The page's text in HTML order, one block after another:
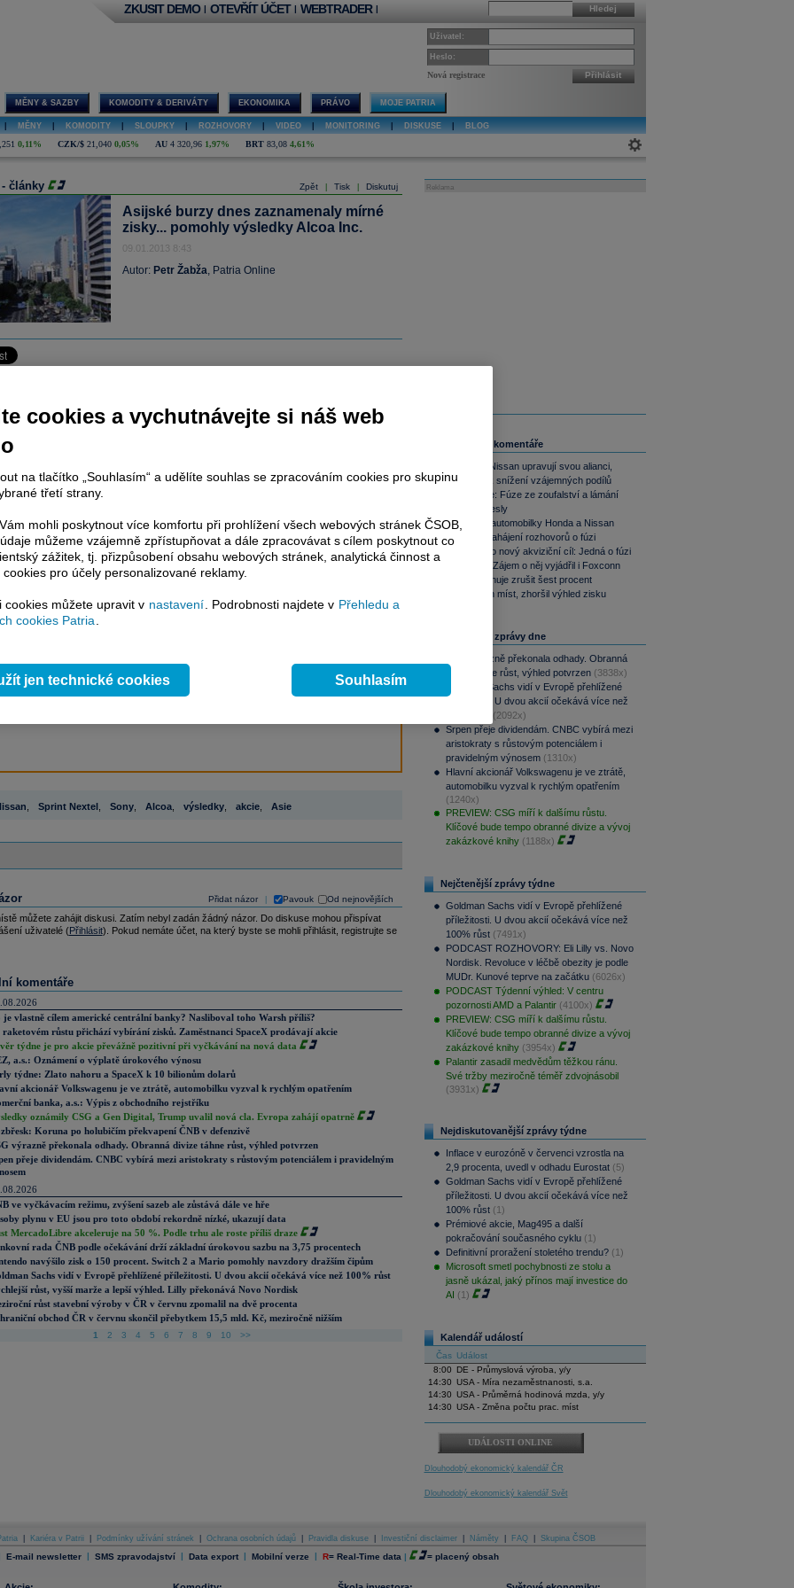
Hledej
ZKUSIT DEMO | OTEVŘÍT ÚČET | WEBTRADER |
Uživatel:
Heslo:
Nová registrace Přihlásit
MĚNY & SAZBY KOMODITY & DERIVÁTY EKONOMIKA PRÁVO MOJE PATRIA
MĚNY KOMODITY SLOUPKY ROZHOVORY VIDEO MONITORING DISKUSE BLOG
0,11% CZK/$ 21,040 0,05% AU 4 320,96 1,97% BRT 83,08 4,61%
Zpět Tisk Diskutuj
- články
Asijské burzy dnes zaznamenaly mírné
zisky... pomohly výsledky Alcoa Inc.
09.01.2013 8:43
Autor: Petr Žabža, Patria Online
%, Hang Seng je o 0,25 % výše a australský ASX 200 je o 0,38 % silnější.
článku je dostupné jen klientům placených služebPatria Plus/
Pluspřípadně uživatelům platformy
placeného informačního servisu získáte
kekompletnímu zpravodajství
bez jakýchkoliv omezení. Veškeré
komentáře a horké zprávy jsou
terminálovou metodou (bez nutnosti obnovovat stránku) bez
zpravodajství, ale i další služby získáte v Patria Plus / Investor Plus -sms
mailové zpravodajství,data z finančních trhů v reálném čase, kompletní
servis, rozsáhlédatabázečasových řad ke stažení,prognózy
Sprint Nextel, Sony, Alcoa, výsledky, akcie, Asie
Přidat názor Pavouk Od nejnovějších
můžete zahájit diskusi. Zatím nebyl zadán žádný názor. Do diskuse mohou přispívat
uživatelé (Přihlásit). Pokud nemáte účet, na který byste se mohli přihlásit, registrujte se
komentáře
je vlastně cílem americké centrální banky? Nasliboval toho Warsh příliš?
raketovém růstu přichází vybírání zisků. Zaměstnanci SpaceX prodávají akcie
týdne je pro akcie převážně pozitivní při vyčkávání na nová data
a.s.: Oznámení o výplatě úrokového výnosu
týdne: Zlato nahoru a SpaceX k 10 bilionům dolarů
akcionář Volkswagenu je ve ztrátě, automobilku vyzval k rychlým opatřením
banka, a.s.: Výpis z obchodního rejstříku
oznámily CSG a Gen Digital, Trump uvalil nová cla. Evropa zahájí opatrně
Koruna po holubičím překvapení ČNB v defenzivě
výrazně překonala odhady. Obranná divize táhne růst, výhled potvrzen
přeje dividendám. CNBC vybírá mezi aristokraty s růstovým potenciálem i pravidelným
ve vyčkávacím režimu, zvýšení sazeb ale zůstává dále ve hře
plynu v EU jsou pro toto období rekordně nízké, ukazují data
MercadoLibre akceleruje na 50 %. Podle trhu ale roste příliš draze
rada ČNB podle očekávání drží základní úrokovou sazbu na 3,75 procentech
navýšilo zisk o 150 procent. Switch 2 a Mario pomohly navzdory dražším čipům
Sachs vidí v Evropě přehlížené příležitosti. U dvou akcií očekává více než 100% růst
růst, vyšší marže a lepší výhled. Lilly překonává Novo Nordisk
růst stavební výroby v ČR v červnu zpomalil na dvě procenta
obchod ČR v červnu skončil přebytkem 15,5 mld. Kč, meziročně nižším
1 2 3 4 5 6 7 8 9 10 >>
Reklama
Související komentáře
Renault a Nissan upravují svou alianci,
umožní tak snížení vzájemných podílů
Perly týdne: Fúze ze zoufalství a lámání
chleba u Tesly
Japonské automobilky Honda a Nissan
oznámily zahájení rozhovorů o fúzi
Nissan jako nový akviziční cíl: Jedná o fúzi
s Hondou. Zájem o něj vyjádřil i Foxconn
Nissan plánuje zrušit šest procent
pracovních míst, zhoršil výhled zisku
Nejčtenější zprávy dne
CSG výrazně překonala odhady. Obranná
divize táhne růst, výhled potvrzen (3838x)
Goldman Sachs vidí v Evropě přehlížené
příležitosti. U dvou akcií očekává více než
(2092x)
Srpen přeje dividendám. CNBC vybírá mezi
aristokraty s růstovým potenciálem i
pravidelným výnosem (1310x)
Hlavní akcionář Volkswagenu je ve ztrátě,
automobilku vyzval k rychlým opatřením
(1240x)
PREVIEW: CSG míří k dalšímu růstu.
Klíčové bude tempo obranné divize a vývoj
zakázkové knihy (1188x)
Nejčtenější zprávy týdne
Goldman Sachs vidí v Evropě přehlížené
příležitosti. U dvou akcií očekává více než
100% růst (7491x)
PODCAST ROZHOVORY: Eli Lilly vs. Novo
Nordisk. Revoluce v léčbě obezity je podle
MUDr. Kunové teprve na začátku (6026x)
PODCAST Týdenní výhled: V centru
pozornosti AMD a Palantir (4100x)
PREVIEW: CSG míří k dalšímu růstu.
Klíčové bude tempo obranné divize a vývoj
zakázkové knihy (3954x)
Palantir zasadil medvědům těžkou ránu.
Své tržby meziročně téměř zdvojnásobil
(3931x)
Nejdiskutovanější zprávy týdne
Inflace v eurozóně v červenci vzrostla na
2,9 procenta, uvedl v odhadu Eurostat (5)
Goldman Sachs vidí v Evropě přehlížené
příležitosti. U dvou akcií očekává více než
100% růst (1)
Prémiové akcie, Mag495 a další
pokračování současného cyklu (1)
Definitivní proražení stoletého trendu? (1)
Microsoft smetl pochybnosti ze stolu a
jasně ukázal, jaký přínos mají investice do
AI (1)
Kalendář událostí
Čas Událost
8:00
DE - Průmyslová výroba, y/y
14:30 USA - Míra nezaměstnanosti, s.a.
14:30 USA - Průměrná hodinová mzda, y/y
14:30 USA - Změna počtu prac. míst
UDÁLOSTI ONLINE
Dlouhodobý ekonomický kalendář ČR
Dlouhodobý ekonomický kalendář Svět
Kariéra v Patrii Podmínky užívání stránek Ochrana osobních údajů Pravidla diskuse Investiční disclaimer Náměty FAQ Skupina ČSOB
E-mail newsletter | SMS zpravodajství | Data export | Mobilní verze | R= Real-Time data | = placený obsah
cookies a vychutnávejte si náš web
na tlačítko „Souhlasím“ a udělíte souhlas se zpracováním cookies pro skupinu
třetí strany.
mohli poskytnout více komfortu při prohlížení všech webových stránek ČSOB,
můžeme vzájemně zpřístupňovat a dále zpracovávat s cílem poskytnout co
zážitek, tj. přizpůsobení obsahu webových stránek, analytická činnost a
pro účely personalizované reklamy.
cookies můžete upravit v nastavení . Podrobnosti najdete v Přehledu a
cookies Patria
jen technické cookies Souhlasím